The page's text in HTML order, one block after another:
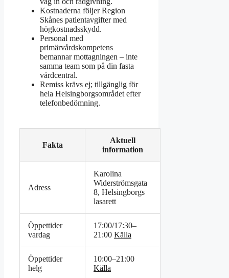
Kostnaderna följer Region
Skånes patientavgifter med
högkostnadsskydd.
Personal med
primärvårdskompetens
bemannar mottagningen – inte
samma team som på din fasta
vårdcentral.
Remiss krävs ej; tillgänglig för
hela Helsingborgsområdet efter
telefonbedömning.
Fakta
Aktuell
information
Adress
Karolina
Widerströmsgata
8, Helsingborgs
lasarett
Öppettider
vardag
17:00/17:30–
21:00 Källa
Öppettider
helg
10:00–21:00
Källa